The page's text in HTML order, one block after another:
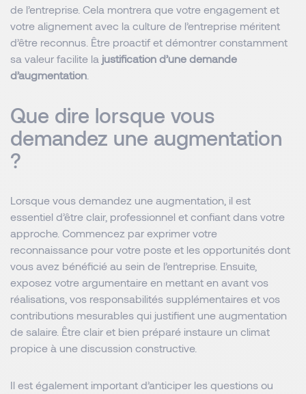
de l’entreprise. Cela montrera que votre engagement et
votre alignement avec la culture de l’entreprise méritent
d’être reconnus. Être proactif et démontrer constamment
sa valeur facilite la justification d’une demande
d’augmentation
Que dire lorsque vous
demandez une augmentation
?
Lorsque vous demandez une augmentation, il est
essentiel d’être clair, professionnel et confiant dans votre
approche. Commencez par exprimer votre
reconnaissance pour votre poste et les opportunités dont
vous avez bénéficié au sein de l’entreprise. Ensuite,
exposez votre argumentaire en mettant en avant vos
réalisations, vos responsabilités supplémentaires et vos
contributions mesurables qui justifient une augmentation
de salaire. Être clair et bien préparé instaure un climat
propice à une discussion constructive.
Il est également important d’anticiper les questions ou